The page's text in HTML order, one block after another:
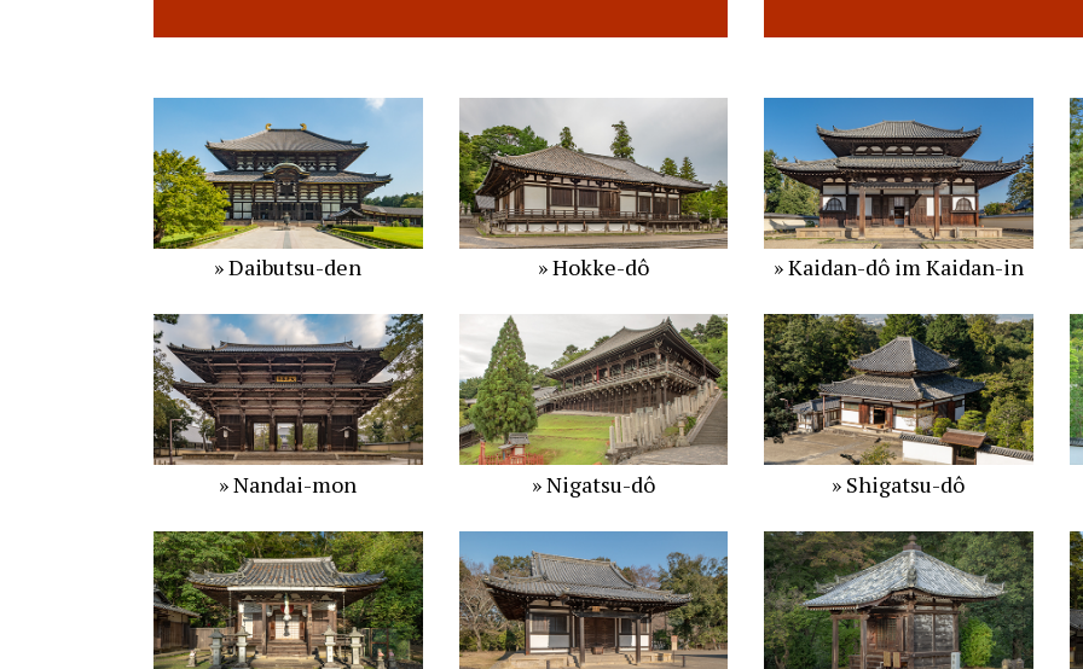
» Daibutsu-den » Hokke-dô » Kaidan-dô im Kaidan-in
» Nandai-mon » Nigatsu-dô » Shigatsu-dô